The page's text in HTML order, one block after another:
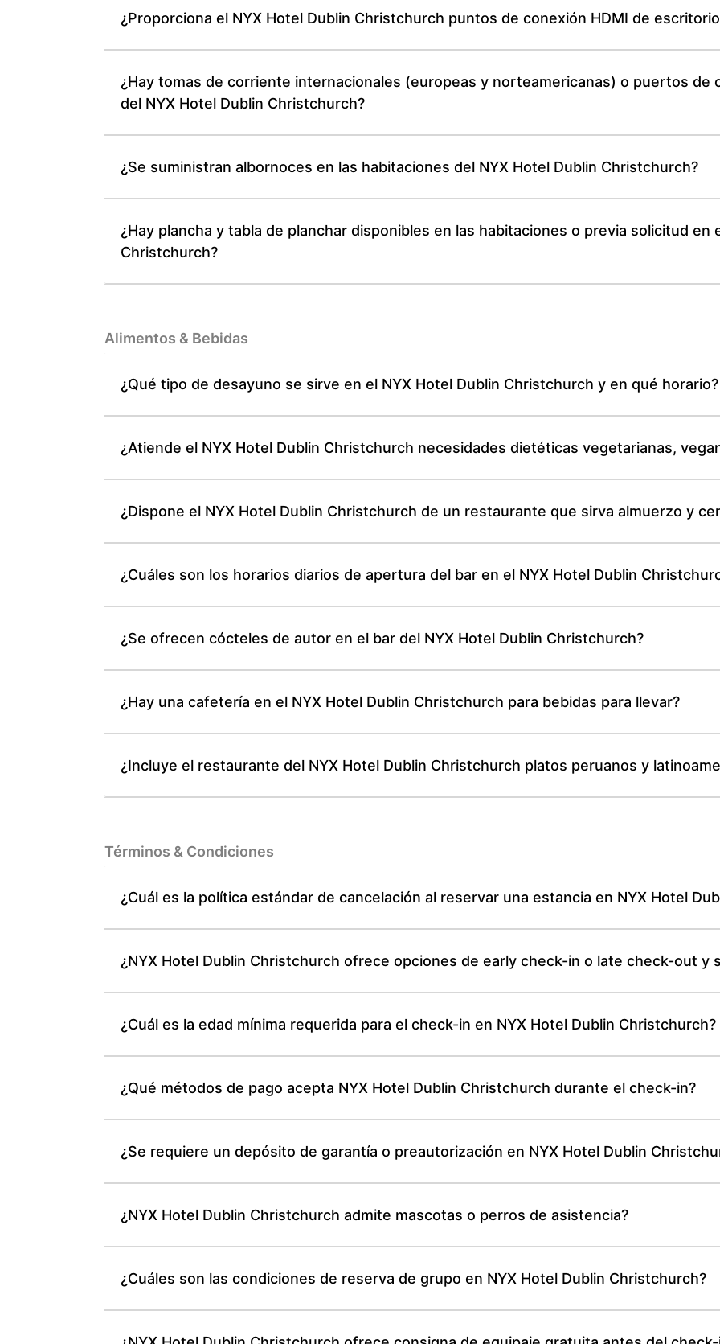
¿Proporciona el NYX Hotel Dublin Christchurch puntos de conexión HDMI de
¿Hay tomas de corriente internacionales (europeas y norteamericanas) o puertos de
del NYX Hotel Dublin Christchurch?
¿Se suministran albornoces en las habitaciones del NYX Hotel Dublin Christchurch?
¿Hay plancha y tabla de planchar disponibles en las habitaciones o previa solicitud en
Christchurch?
Alimentos & Bebidas
¿Qué tipo de desayuno se sirve en el NYX Hotel Dublin Christchurch y en qué horario?
¿Atiende el NYX Hotel Dublin Christchurch necesidades dietéticas vegetarianas,
¿Dispone el NYX Hotel Dublin Christchurch de un restaurante que sirva almuerzo y
¿Cuáles son los horarios diarios de apertura del bar en el NYX Hotel Dublin
¿Se ofrecen cócteles de autor en el bar del NYX Hotel Dublin Christchurch?
¿Hay una cafetería en el NYX Hotel Dublin Christchurch para bebidas para llevar?
¿Incluye el restaurante del NYX Hotel Dublin Christchurch platos peruanos y
Términos & Condiciones
¿Cuál es la política estándar de cancelación al reservar una estancia en NYX Hotel
¿NYX Hotel Dublin Christchurch ofrece opciones de early check-in o late check-out y
¿Cuál es la edad mínima requerida para el check-in en NYX Hotel Dublin Christchurch?
¿Qué métodos de pago acepta NYX Hotel Dublin Christchurch durante el check-in?
¿Se requiere un depósito de garantía o preautorización en NYX Hotel Dublin
¿NYX Hotel Dublin Christchurch admite mascotas o perros de asistencia?
¿Cuáles son las condiciones de reserva de grupo en NYX Hotel Dublin Christchurch?